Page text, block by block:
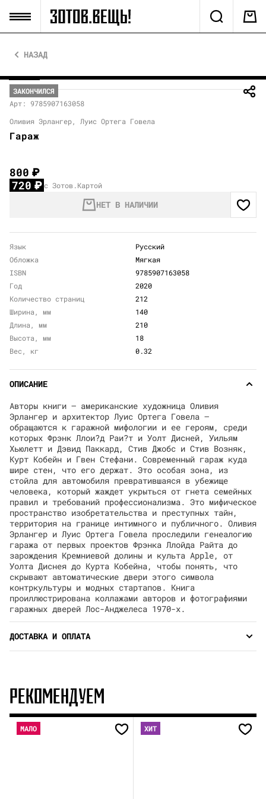
НАЗАД
ЗАКОНЧИЛСЯ
Арт: 9785907163058
Оливия Эрлангер, Луис Ортега Говела
Гараж
800₽
720₽ с Зотов.Картой
НЕТ В НАЛИЧИИ
Язык
Русский
Обложка
Мягкая
ISBN
9785907163058
Год
2020
Количество страниц
212
Ширина, мм
140
Длина, мм
210
Высота, мм
18
Вес, кг
0.32
ОПИСАНИЕ
Авторы книги — американские художница Оливия
Эрлангер и архитектор Луис Ортега Говела —
обращаются к гаражной мифологии и ее героям, среди
которых Фрэнк Ллои?д Раи?т и Уолт Дисней, Уильям
Хьюлетт и Дэвид Паккард, Стив Джобс и Стив Возняк,
Курт Кобейн и Гвен Стефани. Современный гараж куда
шире стен, что его держат. Это особая зона, из
стойла для автомобиля превратившаяся в убежище
человека, который жаждет укрыться от гнета семейных
правил и требований профессионализма. Это мифическое
пространство изобретательства и преступных тайн,
территория на границе интимного и публичного. Оливия
Эрлангер и Луис Ортега Говела проследили генеалогию
гаража от первых проектов Фрэнка Ллойда Райта до
зарождения Кремниевой долины и культа Apple, от
Уолта Диснея до Курта Кобейна, чтобы понять, что
скрывают автоматические двери этого символа
контркультуры и модных стартапов. Книга
проиллюстрирована коллажами авторов и фотографиями
гаражных дверей Лос-Анджелеса 1970-х.
ДОСТАВКА И ОПЛАТА
РЕКОМЕНДУЕМ
МАЛО ХИТ